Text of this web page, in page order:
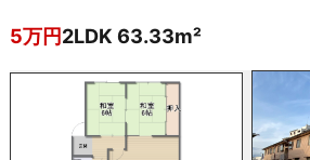
5万円2LDK 63.33m²